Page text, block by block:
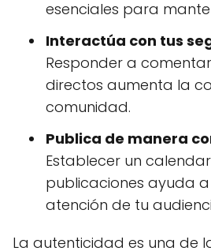
esenciales para
Interactúa con tus
Responder a
directos aumenta la
comunidad.
Publica de manera
Establecer un
publicaciones ayuda
atención de tu
La autenticidad es una de